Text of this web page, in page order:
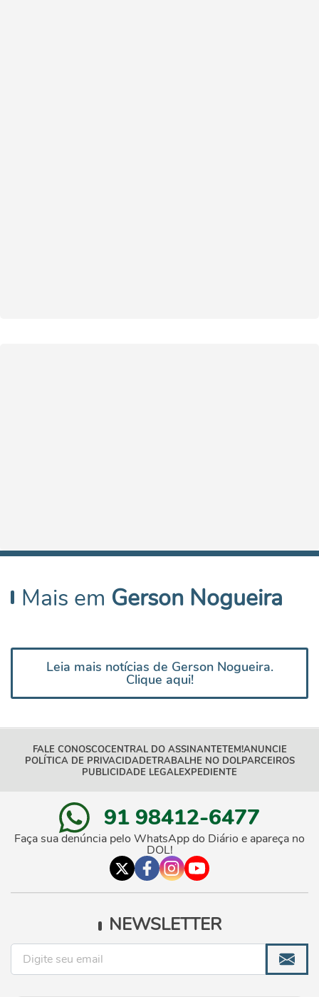
Mais em Gerson Nogueira
Leia mais notícias de Gerson Nogueira.
Clique aqui!
FALE CONOSCOCENTRAL DO ASSINANTETEM!ANUNCIE
POLÍTICA DE PRIVACIDADETRABALHE NO DOLPARCEIROS
PUBLICIDADE LEGALEXPEDIENTE
91 98412-6477
Faça sua denúncia pelo WhatsApp do Diário e apareça no
DOL!
NEWSLETTER